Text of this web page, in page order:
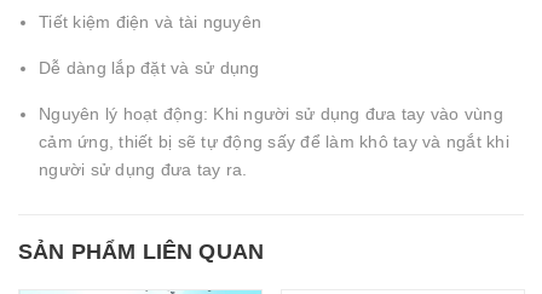
Tiết kiệm điện và tài nguyên
Dễ dàng lắp đặt và sử dụng
Nguyên lý hoạt động: Khi người sử dụng đưa tay vào vùng
cảm ứng, thiết bị sẽ tự động sấy để làm khô tay và ngắt khi
người sử dụng đưa tay ra.
SẢN PHẨM LIÊN QUAN